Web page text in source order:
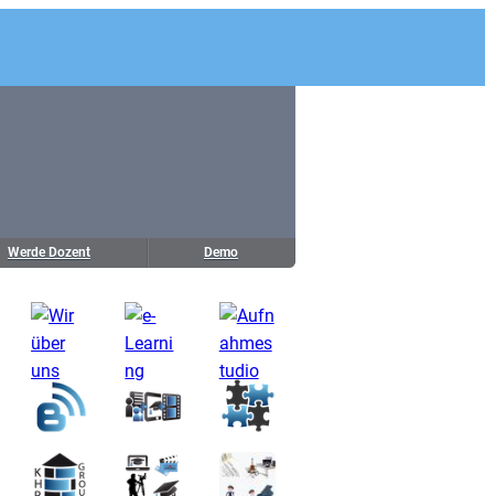
Werde Dozent Demo